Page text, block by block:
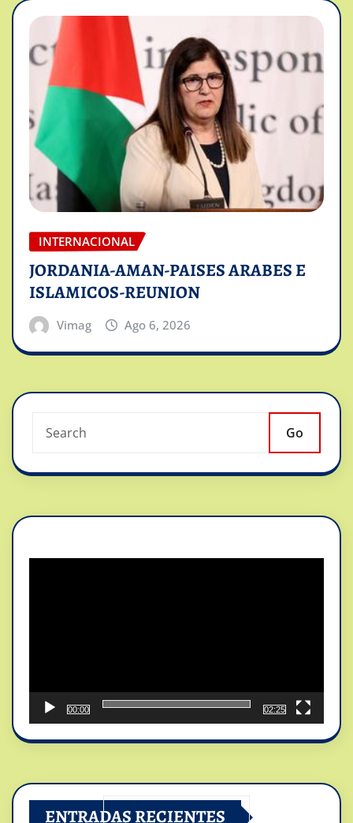
INTERNACIONAL
JORDANIA-AMAN-PAISES ARABES E
ISLAMICOS-REUNION
Vimag Ago 6, 2026
Go
00:00 02:25
ENTRADAS RECIENTES